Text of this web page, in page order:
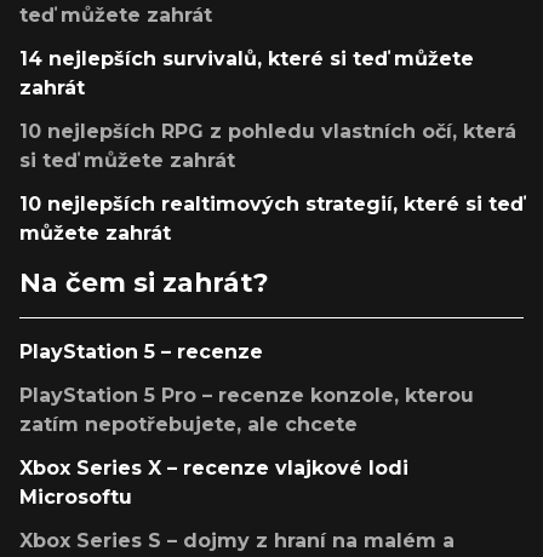
teď můžete zahrát
14 nejlepších survivalů, které si teď můžete
zahrát
10 nejlepších RPG z pohledu vlastních očí, která
si teď můžete zahrát
10 nejlepších realtimových strategií, které si teď
můžete zahrát
Na čem si zahrát?
PlayStation 5 – recenze
PlayStation 5 Pro – recenze konzole, kterou
zatím nepotřebujete, ale chcete
Xbox Series X – recenze vlajkové lodi
Microsoftu
Xbox Series S – dojmy z hraní na malém a